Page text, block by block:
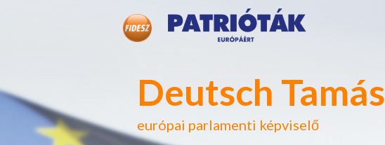
Deutsch Tamás
európai parlamenti képviselő